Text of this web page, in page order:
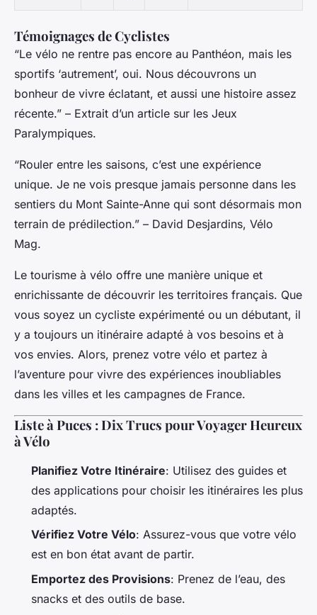
Témoignages de Cyclistes
“Le vélo ne rentre pas encore au Panthéon, mais les
sportifs ‘autrement’, oui. Nous découvrons un
bonheur de vivre éclatant, et aussi une histoire assez
récente.” – Extrait d’un article sur les Jeux
Paralympiques.
“Rouler entre les saisons, c’est une expérience
unique. Je ne vois presque jamais personne dans les
sentiers du Mont Sainte-Anne qui sont désormais mon
terrain de prédilection.” – David Desjardins, Vélo
Mag.
Le tourisme à vélo offre une manière unique et
enrichissante de découvrir les territoires français. Que
vous soyez un cycliste expérimenté ou un débutant, il
y a toujours un itinéraire adapté à vos besoins et à
vos envies. Alors, prenez votre vélo et partez à
l’aventure pour vivre des expériences inoubliables
dans les villes et les campagnes de France.
Liste à Puces : Dix Trucs pour Voyager Heureux
à Vélo
Planifiez Votre Itinéraire: Utilisez des guides et
des applications pour choisir les itinéraires les plus
adaptés.
Vérifiez Votre Vélo: Assurez-vous que votre vélo
est en bon état avant de partir.
Emportez des Provisions: Prenez de l’eau, des
snacks et des outils de base.